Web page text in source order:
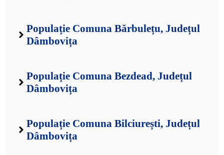
Populație Comuna Bărbulețu, Județul
Dâmbovița
Populație Comuna Bezdead, Județul
Dâmbovița
Populație Comuna Bilciurești, Județul
Dâmbovița